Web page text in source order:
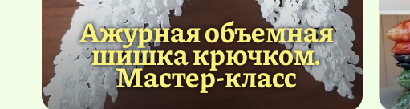
Ажурная объемная
шишка крючком.
Мастер-класс